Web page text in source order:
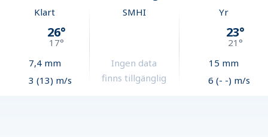
Klart
26°
17°
7,4mm
3 (13) m/s
SMHI
Ingen data
finns tillgänglig
Yr
23°
21°
15 mm
6 (- -) m/s